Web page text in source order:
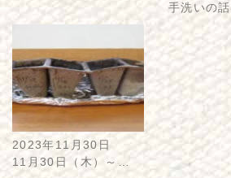
手洗いの
2023年11月30日
11月30日（木）～…